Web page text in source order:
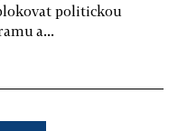
politickou
a...